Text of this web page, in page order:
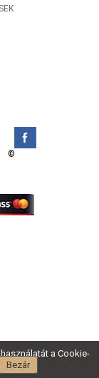
a Cookie-
Bezár
©